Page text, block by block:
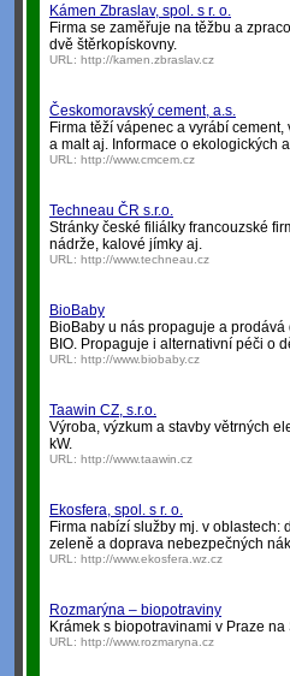
Kámen Zbraslav, spol. s r. o.
Firma se zaměřuje na těžbu a
dvě štěrkopískovny.
URL: http://kamen.zbraslav.cz
Českomoravský cement, a.s.
Firma těží vápenec a vyrábí
a malt aj. Informace o ekologických
URL: http://www.cmcem.cz
Techneau ČR s.r.o.
Stránky české filiálky francouzské
nádrže, kalové jímky aj.
URL: http://www.techneau.cz
BioBaby
BioBaby u nás propaguje a
BIO. Propaguje i alternativní péči o
URL: http://www.biobaby.cz
Taawin CZ, s.r.o.
Výroba, výzkum a stavby větrných
kW.
URL: http://www.taawin.cz
Ekosfera, spol. s r. o.
Firma nabízí služby mj. v
zeleně a doprava nebezpečných
URL: http://www.ekosfera.wz.cz
Rozmarýna – biopotraviny
Krámek s biopotravinami v Praze na
URL: http://www.rozmaryna.cz